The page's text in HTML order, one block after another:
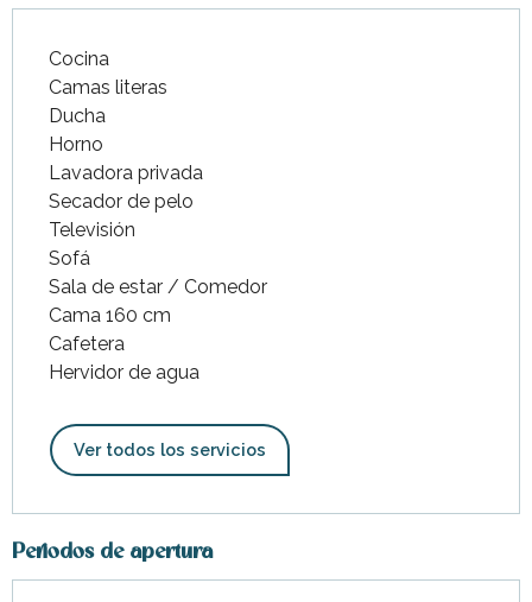
Cocina
Camas literas
Ducha
Horno
Lavadora privada
Secador de pelo
Televisión
Sofá
Sala de estar / Comedor
Cama 160 cm
Cafetera
Hervidor de agua
Ver todos los servicios
Periodos de apertura